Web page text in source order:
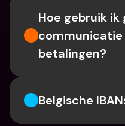
Hoe gebruik
communicatie
betalingen?
Belgische